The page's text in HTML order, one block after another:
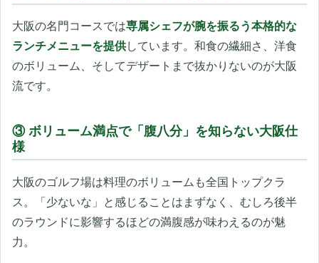
大阪の名門コースでは専属シェフが腕を振るう本格的な
ランチメニューを提供しています。和食の繊細さ、洋食
のボリューム、そしてデザートまで抜かりないのが大阪
流です。
③ ボリューム満点で「腹八分」を知らない大阪仕
様
大阪のゴルフ場は料理のボリュームも全国トップクラ
ス。「少ないな」と感じることはまずなく、むしろ後半
のラウンドに影響するほどの満腹感が味わえるのが魅
力。